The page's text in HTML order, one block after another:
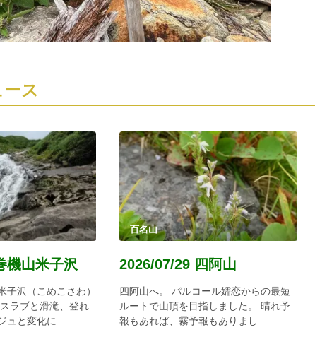
ス
機山米子沢
子沢（こめこさわ）
ラブと滑滝、登れ
ュと変化に …
百名山
2026/07/29 四阿山
四阿山へ。 パルコール嬬恋からの最短
ルートで山頂を目指しました。 晴れ予
報もあれば、霧予報もありまし …